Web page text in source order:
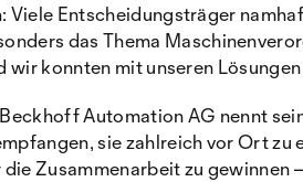
Viele Entscheidungsträger
das Thema
konnten mit unseren
Automation AG nennt
sie zahlreich vor Ort zu
Zusammenarbeit zu gewinnen